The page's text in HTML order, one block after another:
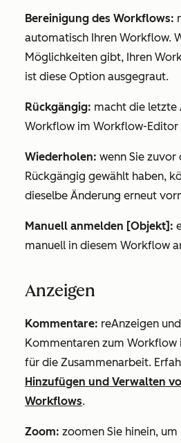
Bereinigung des Workflows:
automatisch Ihren Workflow.
Möglichkeiten gibt, Ihren
ist diese Option ausgegraut.
Rückgängig: macht die letzte
Workflow im Workflow-Editor
Wiederholen: wenn Sie
Rückgängig gewählt haben,
dieselbe Änderung erneut
Manuell anmelden [Objekt]:
manuell in diesem Workflow
Anzeigen
Kommentare: reAnzeigen
Kommentaren zum Workflow
für die Zusammenarbeit.
Hinzufügen und Verwalten
Workflows.
Zoom: zoomen Sie hinein,